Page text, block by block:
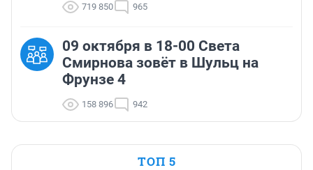
719 850 965
09 октября в 18-00 Света
Смирнова зовёт в Шульц на
Фрунзе 4
158 896 942
ТОП 5